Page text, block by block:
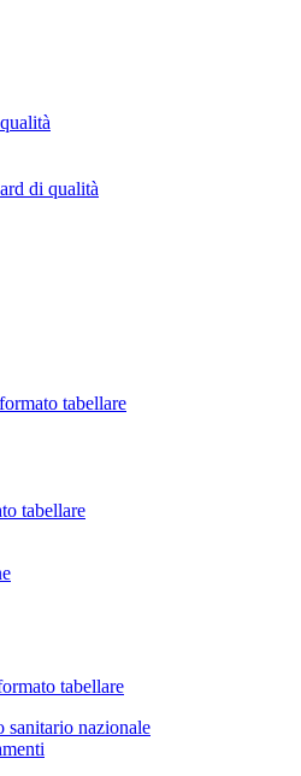
di qualità
tabellare
tabellare
tabellare
sanitario nazionale